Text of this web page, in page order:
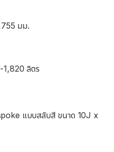
มม.
1,820 ลิตร
แบบสลับสี ขนาด 10J x